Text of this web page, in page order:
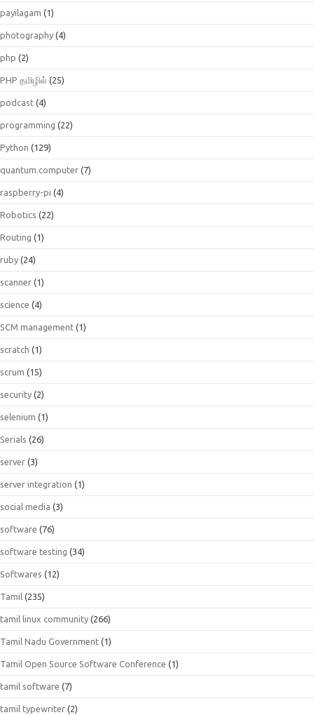
payilagam (1)
photography (4)
php (2)
PHP தமிழில் (25)
podcast (4)
programming (22)
Python (129)
quantum.computer (7)
raspberry-pi (4)
Robotics (22)
Routing (1)
ruby (24)
scanner (1)
science (4)
SCM management (1)
scratch (1)
scrum (15)
security (2)
selenium (1)
Serials (26)
server (3)
server integration (1)
social media (3)
software (76)
software testing (34)
Softwares (12)
Tamil (235)
tamil linux community (266)
Tamil Nadu Government (1)
Tamil Open Source Software Conference (1)
tamil software (7)
tamil typewriter (2)